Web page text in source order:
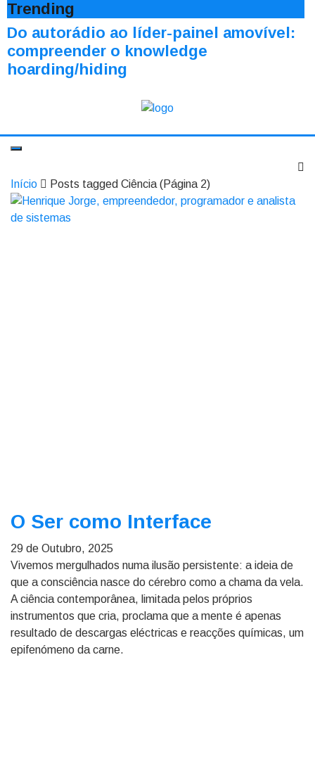
Trending
Do autorádio ao líder-painel amovível:
compreender o knowledge
hoarding/hiding
Início Posts tagged Ciência (Página 2)
O Ser como Interface
29 de Outubro, 2025
Vivemos mergulhados numa ilusão persistente: a ideia de
que a consciência nasce do cérebro como a chama da vela.
A ciência contemporânea, limitada pelos próprios
instrumentos que cria, proclama que a mente é apenas
resultado de descargas eléctricas e reacções químicas, um
epifenómeno da carne.